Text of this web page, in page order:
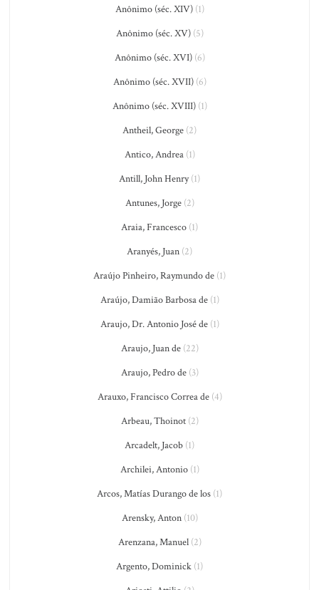
Anônimo (séc. XIV)(1)
Anônimo (séc. XV)(5)
Anônimo (séc. XVI)(6)
Anônimo (séc. XVII)(6)
Anônimo (séc. XVIII)(1)
Antheil, George (2)
Antico, Andrea(1)
Antill, John Henry(1)
Antunes, Jorge(2)
Araia, Francesco (1)
Aranyés, Juan (2)
Araújo Pinheiro, Raymundo de (1)
Araújo, Damião Barbosa de(1)
Araujo, Dr. Antonio José de(1)
Araujo, Juan de(22)
Araujo, Pedro de(3)
Arauxo, Francisco Correa de(4)
Arbeau, Thoinot(2)
Arcadelt, Jacob (1)
Archilei, Antonio(1)
Arcos, Matías Durango de los (1)
Arensky, Anton(10)
Arenzana, Manuel(2)
Argento, Dominick (1)